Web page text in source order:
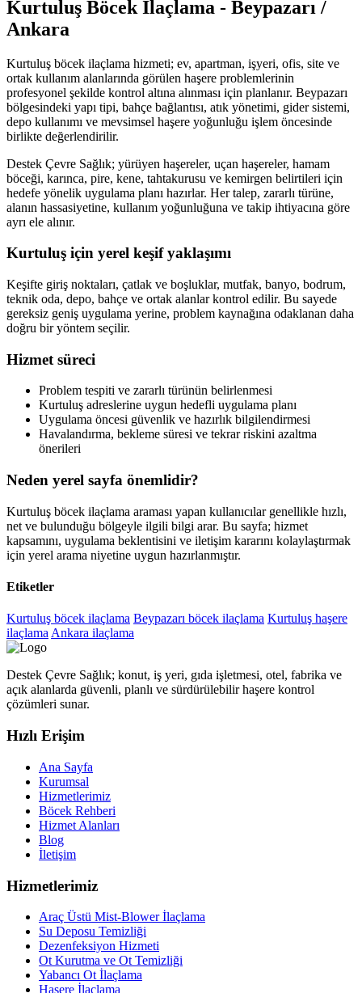
Kurtuluş Böcek İlaçlama - Beypazarı /
Ankara
Kurtuluş böcek ilaçlama hizmeti; ev, apartman, işyeri, ofis, site ve
ortak kullanım alanlarında görülen haşere problemlerinin
profesyonel şekilde kontrol altına alınması için planlanır. Beypazarı
bölgesindeki yapı tipi, bahçe bağlantısı, atık yönetimi, gider sistemi,
depo kullanımı ve mevsimsel haşere yoğunluğu işlem öncesinde
birlikte değerlendirilir.
Destek Çevre Sağlık; yürüyen haşereler, uçan haşereler, hamam
böceği, karınca, pire, kene, tahtakurusu ve kemirgen belirtileri için
hedefe yönelik uygulama planı hazırlar. Her talep, zararlı türüne,
alanın hassasiyetine, kullanım yoğunluğuna ve takip ihtiyacına göre
ayrı ele alınır.
Kurtuluş için yerel keşif yaklaşımı
Keşifte giriş noktaları, çatlak ve boşluklar, mutfak, banyo, bodrum,
teknik oda, depo, bahçe ve ortak alanlar kontrol edilir. Bu sayede
gereksiz geniş uygulama yerine, problem kaynağına odaklanan daha
doğru bir yöntem seçilir.
Hizmet süreci
Problem tespiti ve zararlı türünün belirlenmesi
Kurtuluş adreslerine uygun hedefli uygulama planı
Uygulama öncesi güvenlik ve hazırlık bilgilendirmesi
Havalandırma, bekleme süresi ve tekrar riskini azaltma
önerileri
Neden yerel sayfa önemlidir?
Kurtuluş böcek ilaçlama araması yapan kullanıcılar genellikle hızlı,
net ve bulunduğu bölgeyle ilgili bilgi arar. Bu sayfa; hizmet
kapsamını, uygulama beklentisini ve iletişim kararını kolaylaştırmak
için yerel arama niyetine uygun hazırlanmıştır.
Etiketler
Kurtuluş böcek ilaçlama Beypazarı böcek ilaçlama Kurtuluş haşere
ilaçlamaAnkara ilaçlama
Destek Çevre Sağlık; konut, iş yeri, gıda işletmesi, otel, fabrika ve
açık alanlarda güvenli, planlı ve sürdürülebilir haşere kontrol
çözümleri sunar.
Hızlı Erişim
Ana Sayfa
Kurumsal
Hizmetlerimiz
Böcek Rehberi
Hizmet Alanları
Blog
İletişim
Hizmetlerimiz
Araç Üstü Mist-Blower İlaçlama
Su Deposu Temizliği
Dezenfeksiyon Hizmeti
Ot Kurutma ve Ot Temizliği
Yabancı Ot İlaçlama
Haşere İlaçlama